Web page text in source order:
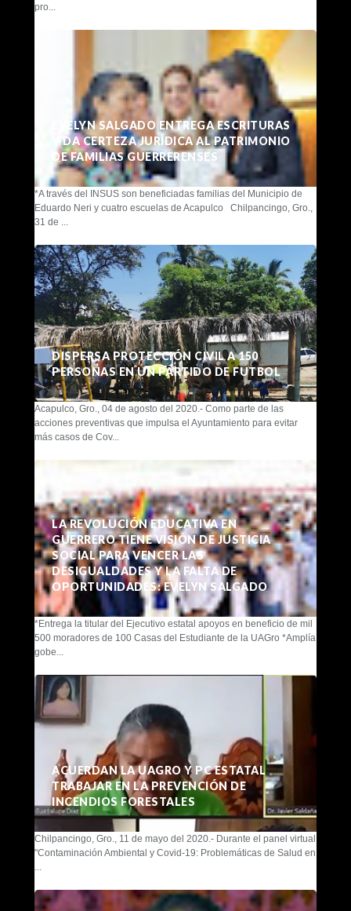
pro...
EVELYN SALGADO ENTREGA ESCRITURAS
Y DA CERTEZA JURÍDICA AL PATRIMONIO
DE FAMILIAS GUERRERENSES
*A través del INSUS son beneficiadas familias del Municipio de
Eduardo Neri y cuatro escuelas de Acapulco Chilpancingo, Gro.,
31 de ...
DISPERSA PROTECCIÓN CIVIL A 150
PERSONAS EN UN PARTIDO DE FUTBOL
Acapulco, Gro., 04 de agosto del 2020.- Como parte de las
acciones preventivas que impulsa el Ayuntamiento para evitar
más casos de Cov...
LA REVOLUCIÓN EDUCATIVA EN
GUERRERO TIENE VISIÓN DE JUSTICIA
SOCIAL PARA VENCER LAS
DESIGUALDADES Y LA FALTA DE
OPORTUNIDADES: EVELYN SALGADO
*Entrega la titular del Ejecutivo estatal apoyos en beneficio de mil
500 moradores de 100 Casas del Estudiante de la UAGro *Amplía
gobe...
ACUERDAN LA UAGRO Y PC ESTATAL
TRABAJAR EN LA PREVENCIÓN DE
INCENDIOS FORESTALES
Chilpancingo, Gro., 11 de mayo del 2020.- Durante el panel virtual
"Contaminación Ambiental y Covid-19: Problemáticas de Salud en
...